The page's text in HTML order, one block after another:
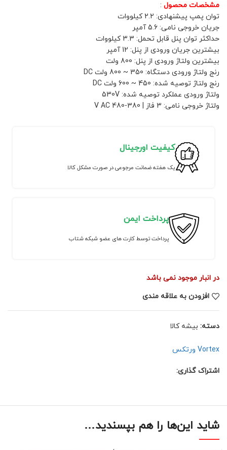
مشخصات محصول :
توان پمپ پیشنهادی: 2.2 کیلووات
جریان خروجی نامی: 5.6 آمپر
حداکثر توان پنل قابل تحمل: 3.3 کیلووات
بیشترین جریان ورودی از پنل: 12 آمپر
بیشترین ولتاژ ورودی از پنل: 800 ولت
رنج ولتاژ ورودی دستگاه: 350 ~ 800 ولت DC
رنج ولتاژ توصیه شده: 450 ~ 600 ولت DC
ولتاژ ورودی عملکرد توصیه شده: 530V
ولتاژ خروجی نامی: 3 فاز | 380-480 V AC
کیفیت اورجینال
یک هفته ضمانت مرجوعی در صورت مشکل کالا
پرداخت ایمن
پرداخت توسط کارت های عضو شبکه شتاب
در انبار موجود نمی باشد
افزودن به علاقه مندی
دسته: بیشه کالا
Vortex ورتکس
اشتراک گذاری:
شاید این‌ها را هم بپسندید…